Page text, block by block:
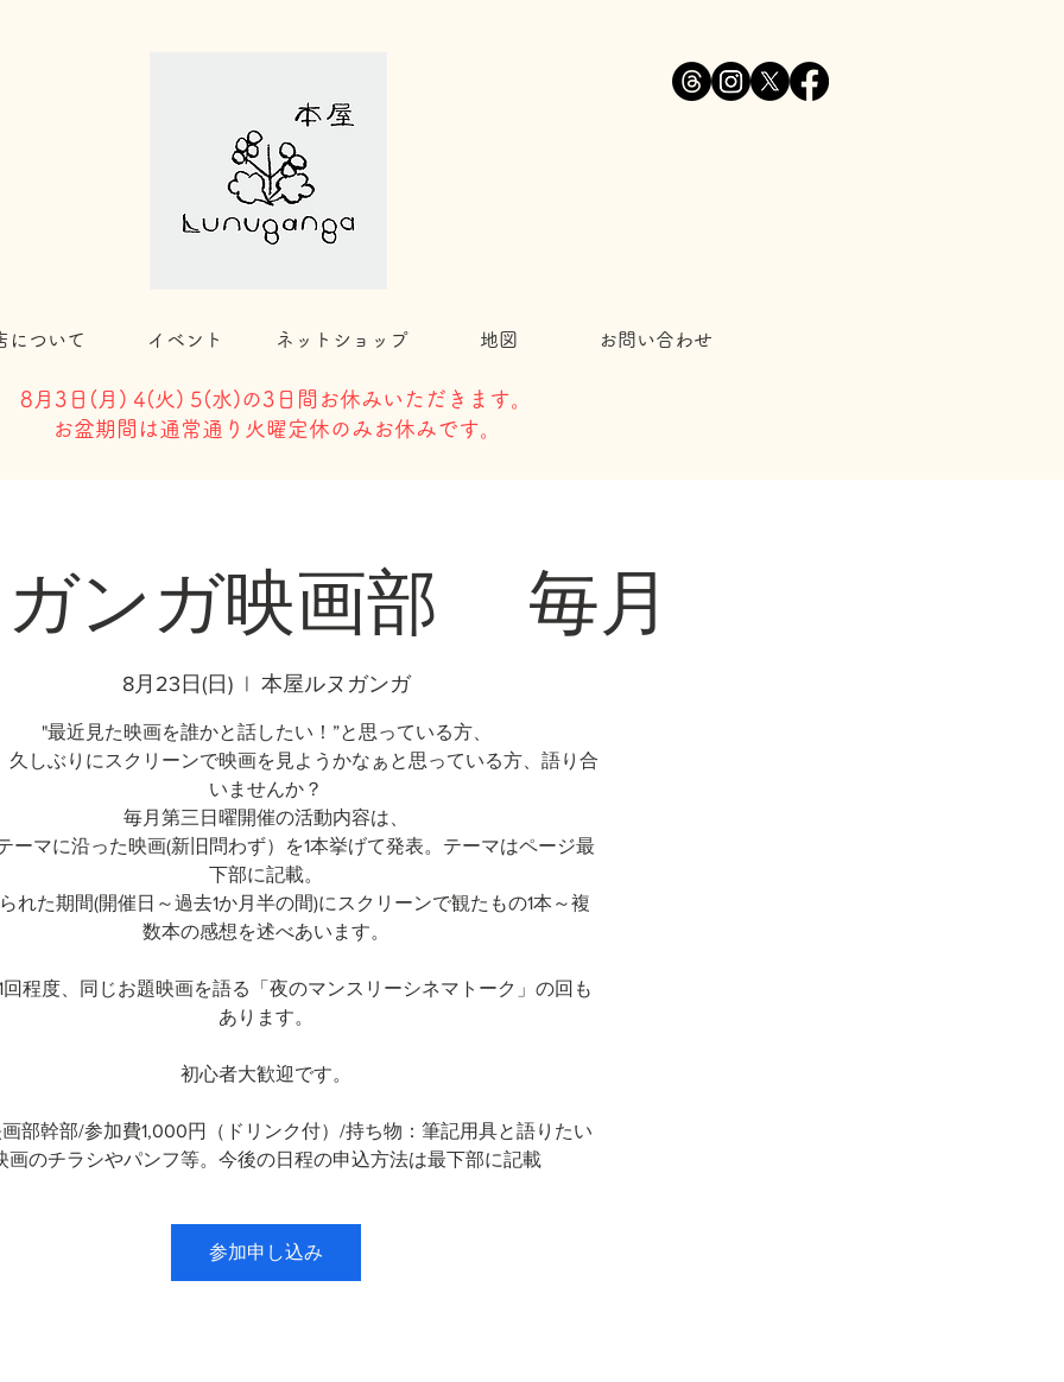
について イベント ネットショップ 地図 お問い合わせ
8月3日( 月) 4(火) 5(水)の3日間お休みいただきます。
​お盆期間は通常通り火曜定休のみお休みです。
ンガ映画部 毎月
8月23日(日)
  |
本屋ルヌガンガ
"最近見た映画を誰かと話したい！”と思っている方、
久しぶりにスクリーンで映画を見ようかなぁと思っている方、語り合
いませんか？
毎月第三日曜開催の活動内容は、
ーマに沿った映画(新旧問わず）を1本挙げて発表。テーマはページ最
下部に記載。
れた期間(開催日～過去1か月半の間)にスクリーンで観たもの1本～複
数本の感想を述べあいます。
回程度、同じお題映画を語る「夜のマンスリーシネマトーク」の回も
あります。
初心者大歓迎です。
部幹部/参加費1,000円（ドリンク付）/持ち物：筆記用具と語りたい
画のチラシやパンフ等。今後の日程の申込方法は最下部に記載
参加申し込み